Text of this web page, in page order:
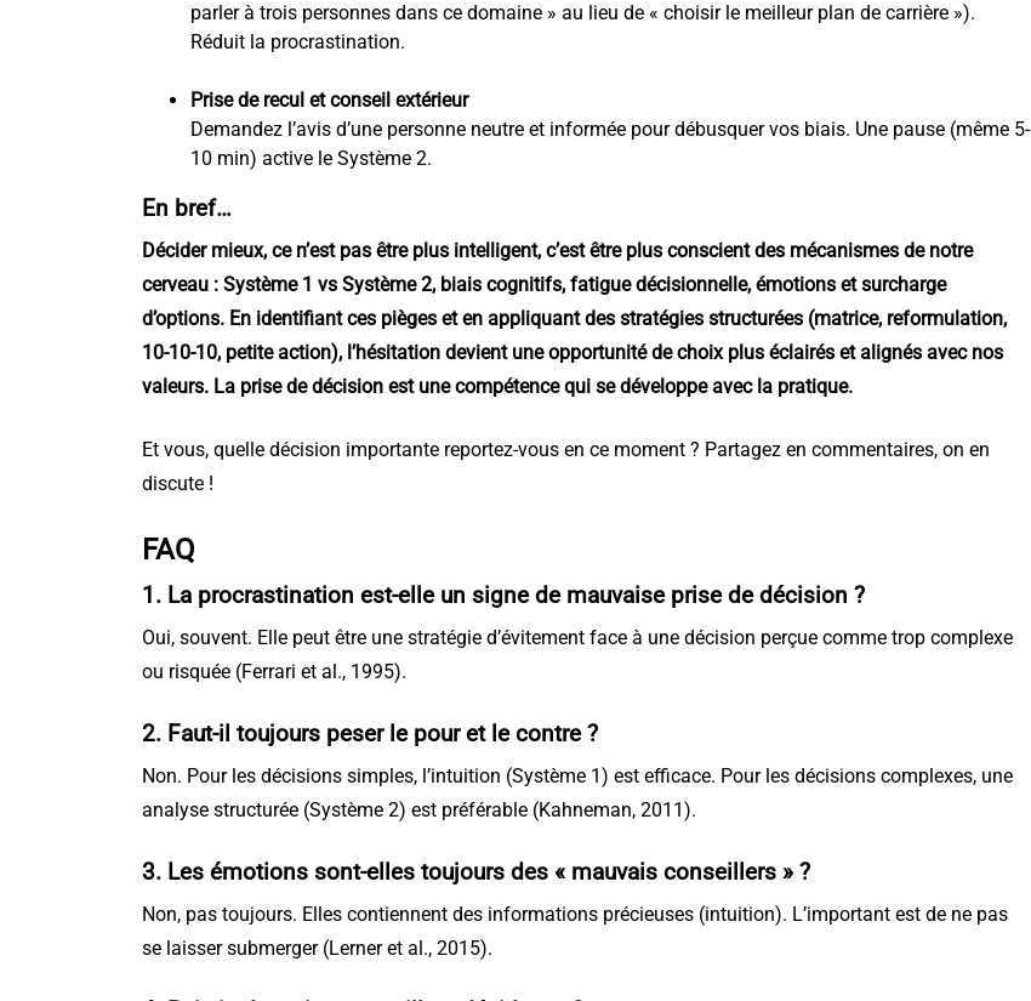
parler à trois personnes dans ce domaine » au lieu de « choisir le meilleur plan de carrière »).
Réduit la procrastination.
Prise de recul et conseil extérieur
Demandez l’avis d’une personne neutre et informée pour débusquer vos biais. Une pause (même 5-
10 min) active le Système 2.
En bref…
Décider mieux, ce n’est pas être plus intelligent, c’est être plus conscient des mécanismes de notre
cerveau : Système 1 vs Système 2, biais cognitifs, fatigue décisionnelle, émotions et surcharge
d’options. En identifiant ces pièges et en appliquant des stratégies structurées (matrice, reformulation,
10-10-10, petite action), l’hésitation devient une opportunité de choix plus éclairés et alignés avec nos
valeurs. La prise de décision est une compétence qui se développe avec la pratique.
Et vous, quelle décision importante reportez-vous en ce moment ? Partagez en commentaires, on en
discute !
FAQ
1. La procrastination est-elle un signe de mauvaise prise de décision ?
Oui, souvent. Elle peut être une stratégie d’évitement face à une décision perçue comme trop complexe
ou risquée (Ferrari et al., 1995).
2. Faut-il toujours peser le pour et le contre ?
Non. Pour les décisions simples, l’intuition (Système 1) est efficace. Pour les décisions complexes, une
analyse structurée (Système 2) est préférable (Kahneman, 2011).
3. Les émotions sont-elles toujours des « mauvais conseillers » ?
Non, pas toujours. Elles contiennent des informations précieuses (intuition). L’important est de ne pas
se laisser submerger (Lerner et al., 2015).